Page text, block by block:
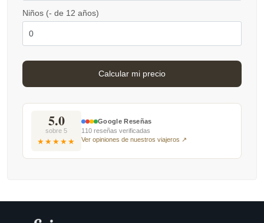
Niños (- de 12 años)
5.0
sobre 5
★★★★★
Google Reseñas
110 reseñas verificadas
Ver opiniones de nuestros viajeros ↗